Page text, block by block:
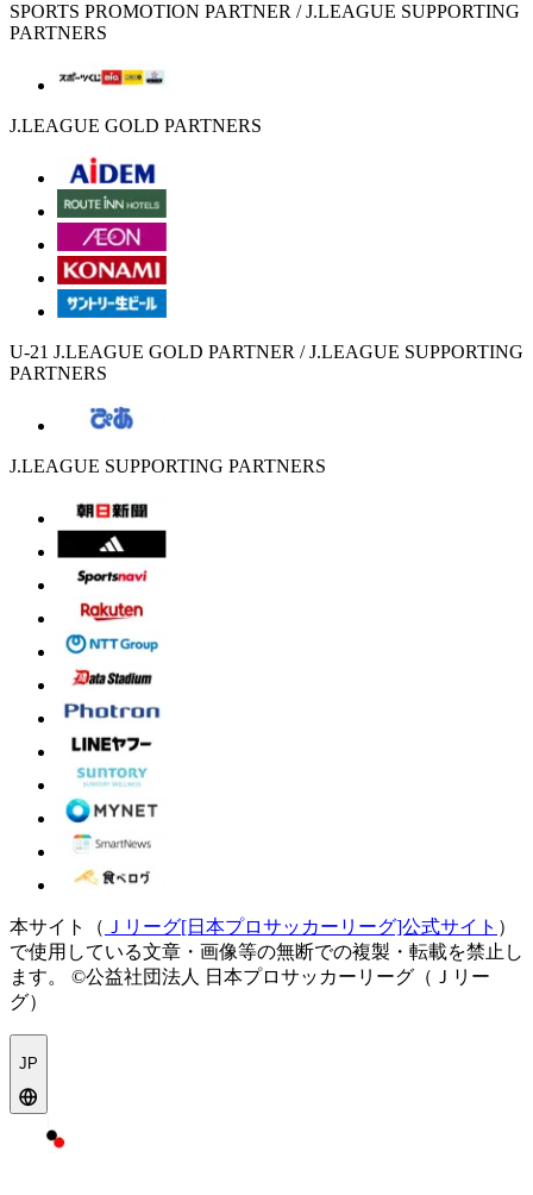
SPORTS PROMOTION PARTNER / J.LEAGUE SUPPORTING
PARTNERS
J.LEAGUE GOLD PARTNERS
U-21 J.LEAGUE GOLD PARTNER / J.LEAGUE SUPPORTING
PARTNERS
J.LEAGUE SUPPORTING PARTNERS
本サイト（ Ｊリーグ[日本プロサッカーリーグ]公式サイト ）
で使用している文章・画像等の無断での複製・転載を禁止し
ます。
©公益社団法人 日本プロサッカーリーグ（Ｊリー
グ）
JP